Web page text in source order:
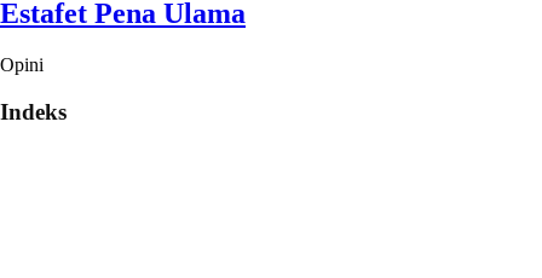
Estafet Pena Ulama
Opini
Indeks